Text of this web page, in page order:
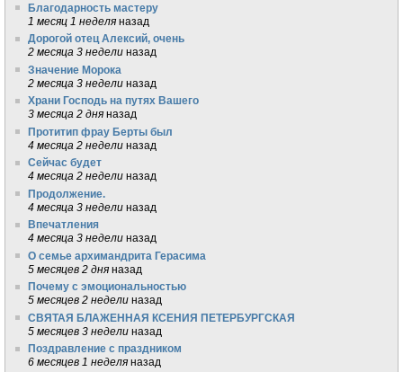
Благодарность мастеру
1 месяц 1 неделя назад
Дорогой отец Алексий, очень
2 месяца 3 недели назад
Значение Морока
2 месяца 3 недели назад
Храни Господь на путях Вашего
3 месяца 2 дня назад
Протитип фрау Берты был
4 месяца 2 недели назад
Сейчас будет
4 месяца 2 недели назад
Продолжение.
4 месяца 3 недели назад
Впечатления
4 месяца 3 недели назад
О семье архимандрита Герасима
5 месяцев 2 дня назад
Почему с эмоциональностью
5 месяцев 2 недели назад
СВЯТАЯ БЛАЖЕННАЯ КСЕНИЯ ПЕТЕРБУРГСКАЯ
5 месяцев 3 недели назад
Поздравление с праздником
6 месяцев 1 неделя назад